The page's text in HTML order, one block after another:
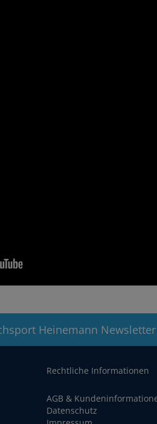
Heinemann
Rechtliche Informationen
AGB &
Datenschutz